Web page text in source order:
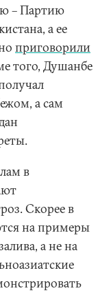
– Партию
а ее
приговорили
того, Душанбе
а сам
в
Скорее в
на примеры
а не на